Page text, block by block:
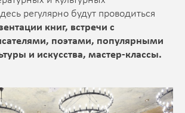
регулярно будут проводиться
книг, встречи с
поэтами, популярными
и искусства, мастер-классы.